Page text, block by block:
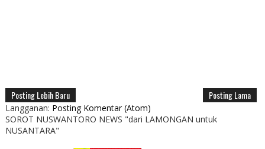
Posting Lebih Baru Posting Lama
Langganan: Posting Komentar (Atom)
SOROT NUSWANTORO NEWS "dari LAMONGAN untuk
NUSANTARA"